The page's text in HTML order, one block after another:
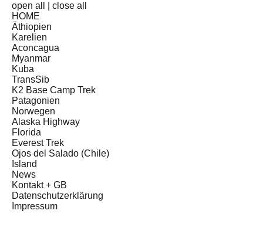
open all
close all
HOME
Äthiopien
Karelien
Aconcagua
Myanmar
Kuba
TransSib
K2 Base Camp Trek
Patagonien
Norwegen
Alaska Highway
Florida
Everest Trek
Ojos del Salado (Chile)
Island
News
Kontakt + GB
Datenschutzerklärung
Impressum